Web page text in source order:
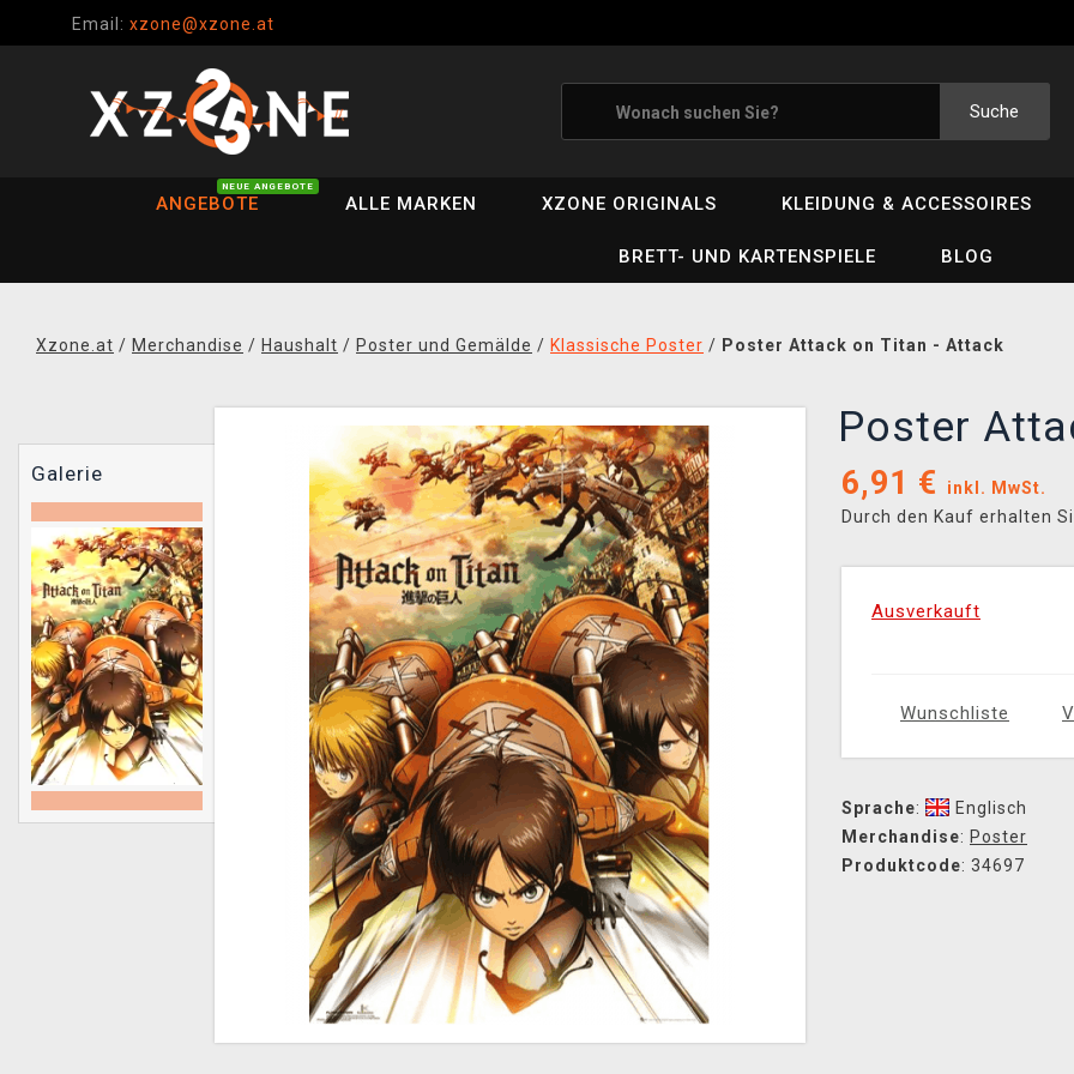
Email: xzone@xzone.at
Suche
ANGEBOTE
NEUE ANGEBOTE
ALLE MARKEN XZONE ORIGINALS KLEIDUNG & ACCESSOIRES
BRETT- UND KARTENSPIELE BLOG
Xzone.at / Merchandise / Haushalt / Poster und Gemälde / Klassische Poster / Poster Attack on Titan - Attack
Galerie
Poster
6,91 €
inkl. MwSt.
Durch den Kauf erhalten
Ausverkauft
Wunschliste
Sprache:
Englisch
Merchandise: Poster
Produktcode: 34697